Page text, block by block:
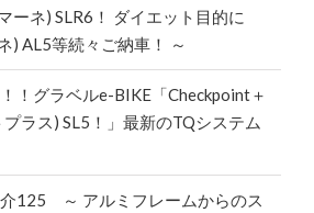
ーネ) SLR6！ ダイエット目的に
) AL5等続々ご納車！ ～
！グラベルe-BIKE「Checkpoint＋
ラス) SL5！」最新のTQシステム
125 ～ アルミフレームからのス